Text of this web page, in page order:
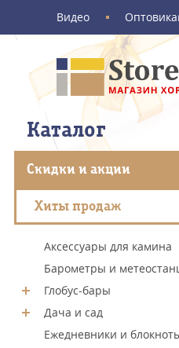
Видео
Каталог
Скидки и акции
Хиты продаж
Аксессуары для камина
Барометры и
Глобус-бары
Дача и сад
Ежедневники и